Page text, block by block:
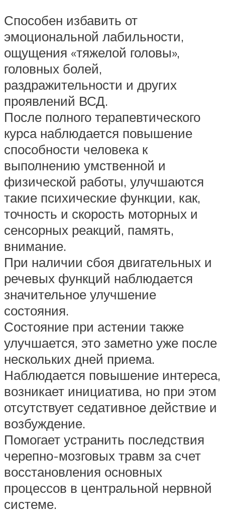
Способен избавить от
эмоциональной лабильности,
ощущения «тяжелой головы»,
головных болей,
раздражительности и других
проявлений ВСД.
После полного терапевтического
курса наблюдается повышение
способности человека к
выполнению умственной и
физической работы, улучшаются
такие психические функции, как,
точность и скорость моторных и
сенсорных реакций, память,
внимание.
При наличии сбоя двигательных и
речевых функций наблюдается
значительное улучшение
состояния.
Состояние при астении также
улучшается, это заметно уже после
нескольких дней приема.
Наблюдается повышение интереса,
возникает инициатива, но при этом
отсутствует седативное действие и
возбуждение.
Помогает устранить последствия
черепно-мозговых травм за счет
восстановления основных
процессов в центральной нервной
системе.